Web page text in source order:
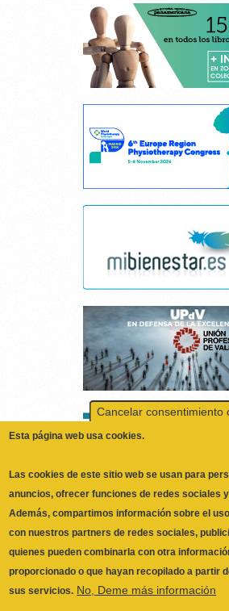
ILUSTRE COLEGIO
Cancelar consentimiento
Esta página web usa cookies.
Las cookies de este sitio web se usan para
anuncios, ofrecer funciones de redes sociales
quienes pueden combinarla con otra
proporcionado o que hayan recopilado a partir
Necesarias
Las cookies necesarias ayudan a hacer
activando funciones básicas como la